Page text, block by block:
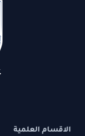
الاقسام العلمية